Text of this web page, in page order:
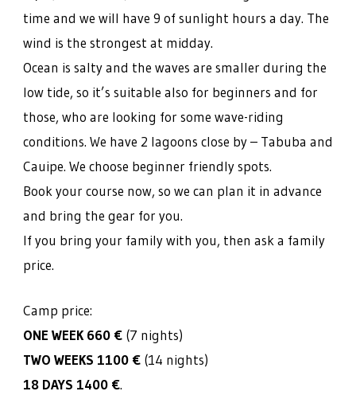
time and we will have 9 of sunlight hours a day. The
wind is the strongest at midday.
Ocean is salty and the waves are smaller during the
low tide, so it’s suitable also for beginners and for
those, who are looking for some wave-riding
conditions. We have 2 lagoons close by – Tabuba and
Cauipe. We choose beginner friendly spots.
Book your course now, so we can plan it in advance
and bring the gear for you.
If you bring your family with you, then ask a family
price.
Camp price:
ONE WEEK 660 € (7 nights)
TWO WEEKS 1100 € (14 nights)
18 DAYS 1400 €.